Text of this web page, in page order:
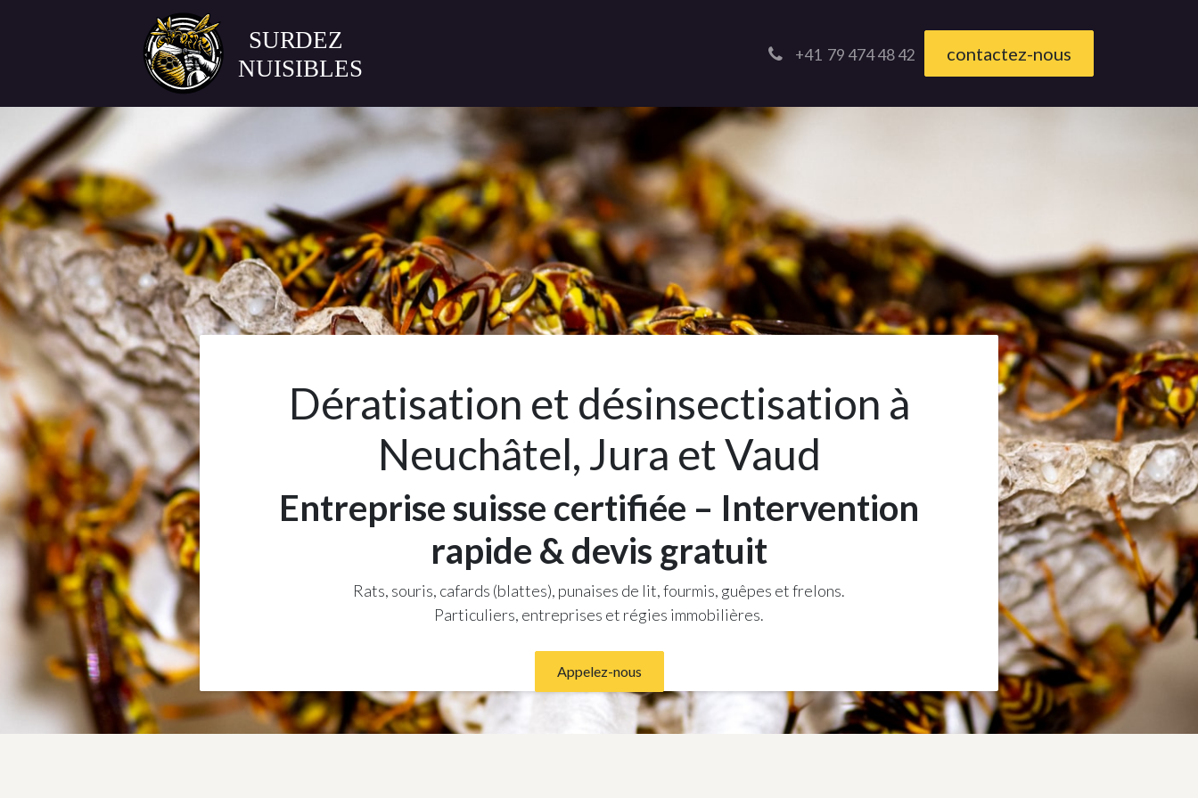
Nos Tarifs+41 79 474 48 42 contactez-nous
Dératisation et désinsectisation à
Neuchâtel, Jura et Vaud
Entreprise suisse certifiée – Intervention
rapide & devis gratuit
Rats, souris, cafards (blattes), punaises de lit, fourmis, guêpes et frelons.
Particuliers, entreprises et régies immobilières.
Appelez-nous